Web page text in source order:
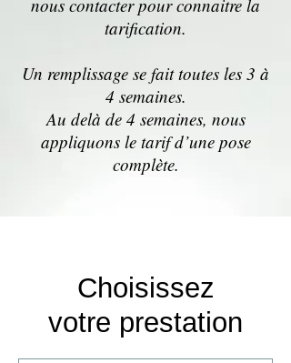
nous contacter pour connaitre la
tarification.
Un remplissage se fait toutes les 3 à
4 semaines.
Au delà de 4 semaines, nous
appliquons le tarif d’une pose
complète.
Choisissez
votre prestation